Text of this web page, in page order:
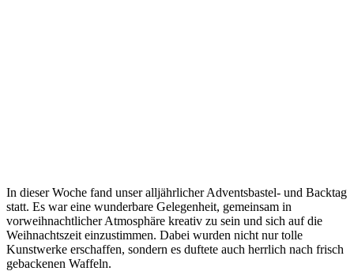
In dieser Woche fand unser alljährlicher Adventsbastel- und Backtag
statt. Es war eine wunderbare Gelegenheit, gemeinsam in
vorweihnachtlicher Atmosphäre kreativ zu sein und sich auf die
Weihnachtszeit einzustimmen. Dabei wurden nicht nur tolle
Kunstwerke erschaffen, sondern es duftete auch herrlich nach frisch
gebackenen Waffeln.